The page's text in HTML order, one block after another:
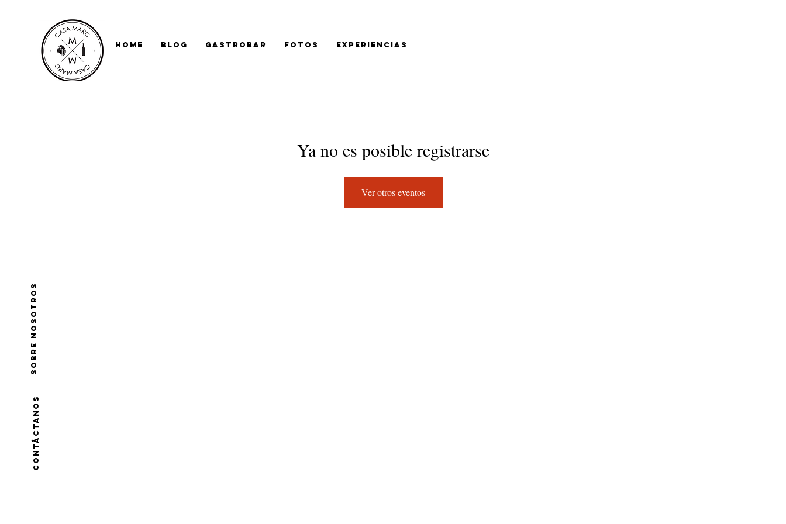
Home Blog Gastrobar Fotos Experiencias
Sobre nosotros
CONTÁCTANOS
Ya no es posible registrarse
Ver otros eventos